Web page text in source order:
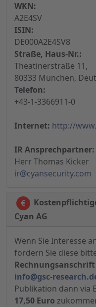
WKN:
A2E4SV
ISIN:
DE000A2E4SV8
Straße, Haus-Nr.:
Theatinerstraße 11,
80333 München,
Telefon:
+43-1-3366911-0
Internet: http://
IR Ansprechpartner:
Herr Thomas Kicker
ir@cyansecurity.com
Cyan AG
Wenn Sie Interesse
fordern Sie diese
Rechnungsanschrift
info@gsc-
Publikation dann via
17,50 Euro